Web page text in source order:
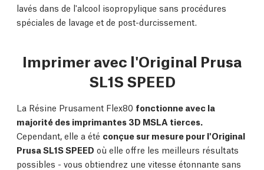
lavés dans de l'alcool isopropylique sans procédures
spéciales de lavage et de post-durcissement.
Imprimer avec l'Original Prusa
SL1S SPEED
La Résine Prusament Flex80 fonctionne avec la
majorité des imprimantes 3D MSLA tierces.
Cependant, elle a été conçue sur mesure pour l'Original
Prusa SL1S SPEED où elle offre les meilleurs résultats
possibles - vous obtiendrez une vitesse étonnante sans